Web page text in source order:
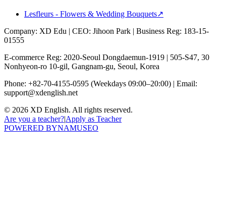
Lesfleurs - Flowers & Wedding Bouquets↗
Company: XD Edu | CEO: Jihoon Park | Business Reg: 183-15-
01555
E-commerce Reg: 2020-Seoul Dongdaemun-1919 | 505-S47, 30
Nonhyeon-ro 10-gil, Gangnam-gu, Seoul, Korea
Phone: +82-70-4155-0595 (Weekdays 09:00–20:00) | Email:
support@xdenglish.net
© 2026 XD English. All rights reserved.
Are you a teacher?|Apply as Teacher
POWERED BYNAMUSEO